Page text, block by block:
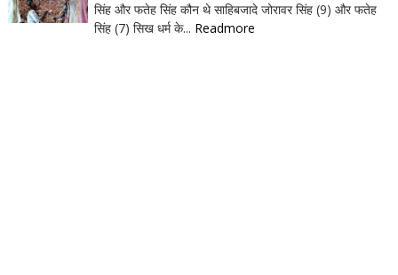
सिंह और फतेह सिंह कौन थे साहिबजादे जोरावर सिंह (9) और फतेह
सिंह (7) सिख धर्म के... Readmore